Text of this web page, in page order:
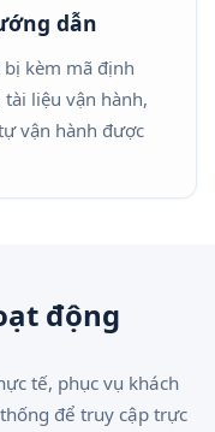
dẫn
kèm mã định
liệu vận hành,
vận hành được
động
tế, phục vụ khách
để truy cập trực